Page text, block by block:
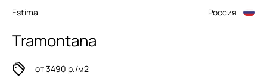
Estima Россия
Tramontana
от 3490 р./м2